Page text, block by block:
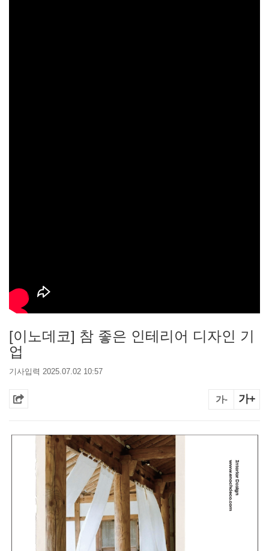
[이노데코] 참 좋은 인테리어 디자인 기
업
기사입력 2025.07.02 10:57
가- 가+